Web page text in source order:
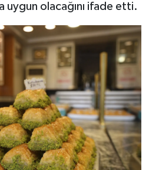
uygun olacağını ifade etti.